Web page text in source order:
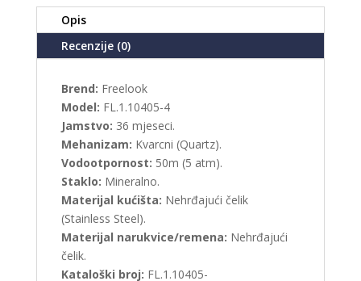
Opis
Recenzije (0)
Brend: Freelook
Model: FL.1.10405-4
Jamstvo: 36 mjeseci.
Mehanizam: Kvarcni (Quartz).
Vodootpornost: 50m (5 atm).
Staklo: Mineralno.
Materijal kućišta: Nehrđajući čelik
(Stainless Steel).
Materijal narukvice/remena: Nehrđajući
čelik.
Kataloški broj: FL.1.10405-